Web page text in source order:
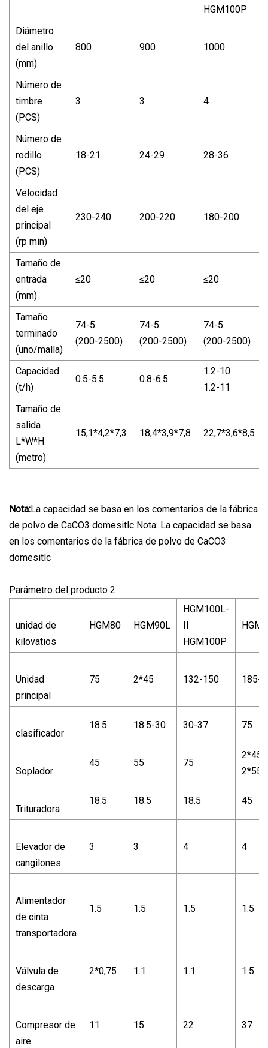
HGM100P
Diámetro
del anillo
(mm)
800 900 1000
Número de
timbre
(PCS)
3 3 4
Número de
rodillo
(PCS)
18-21 24-29 28-36
Velocidad
del eje
principal
(rp min)
230-240 200-220 180-200
Tamaño de
entrada
(mm)
≤20 ≤20 ≤20
Tamaño
terminado
(uno/malla)
74-5
(200-2500)
74-5
(200-2500)
74-5
(200-2500)
Capacidad
(t/h)
0.5-5.5 0.8-6.5
1.2-10
1.2-11
Tamaño de
salida
L*W*H
(metro)
15,1*4,2*7,3 18,4*3,9*7,8 22,7*3,6*8,5
Nota:La capacidad se basa en los comentarios de la fábrica
de polvo de CaCO3 domesitlc Nota: La capacidad se basa
en los comentarios de la fábrica de polvo de CaCO3
domesitlc
Parámetro del producto 2
unidad de
kilovatios
HGM80 HGM90L
HGM100L-
HGM100P
Unidad
principal
75 2*45 132-150 185-
clasificador
18.5 18.5-30 30-37 75
Soplador
45 55 75
2*45-
2*55
Trituradora
18.5 18.5 18.5 45
Elevador de
cangilones
3 3 4 4
Alimentador
de cinta
transportadora
1.5 1.5 1.5 1.5
Válvula de
descarga
2*0,75 1.1 1.1 1.5
Compresor de
aire
11 15 22 37